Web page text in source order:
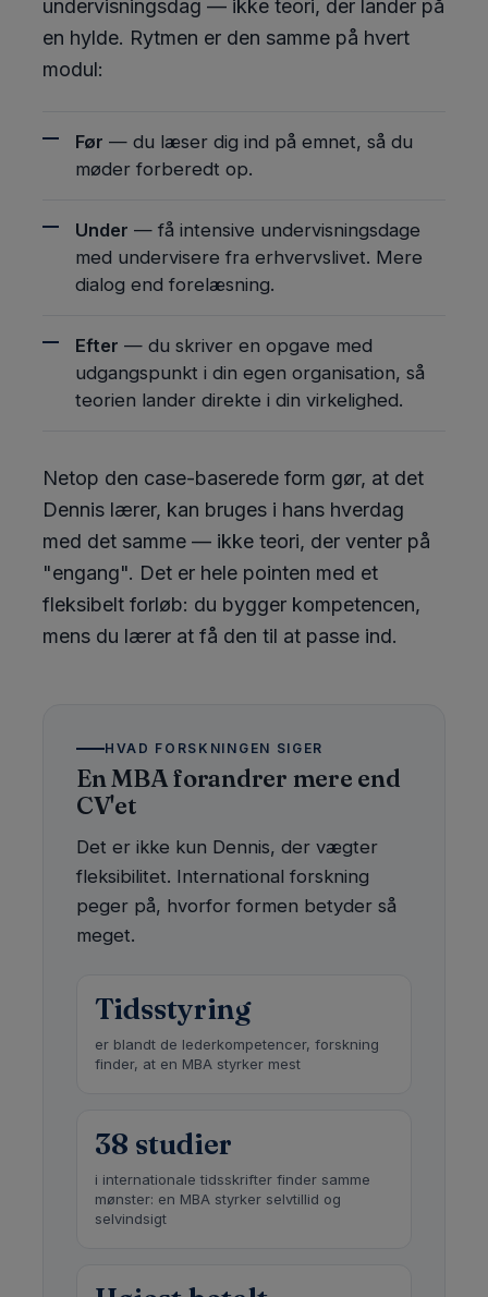
undervisningsdag — ikke teori, der lander på
en hylde. Rytmen er den samme på hvert
modul:
Før — du læser dig ind på emnet, så du
møder forberedt op.
Under — få intensive undervisningsdage
med undervisere fra erhvervslivet. Mere
dialog end forelæsning.
Efter — du skriver en opgave med
udgangspunkt i din egen organisation, så
teorien lander direkte i din virkelighed.
Netop den case-baserede form gør, at det
Dennis lærer, kan bruges i hans hverdag
med det samme — ikke teori, der venter på
"engang". Det er hele pointen med et
fleksibelt forløb: du bygger kompetencen,
mens du lærer at få den til at passe ind.
HVAD FORSKNINGEN SIGER
En MBA forandrer mere end
CV'et
Det er ikke kun Dennis, der vægter
fleksibilitet. International forskning
peger på, hvorfor formen betyder så
meget.
Tidsstyring
er blandt de lederkompetencer, forskning
finder, at en MBA styrker mest
38 studier
i internationale tidsskrifter finder samme
mønster: en MBA styrker selvtillid og
selvindsigt